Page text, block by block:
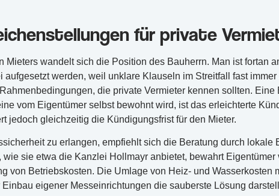
für private
Mieters wandelt sich die Position des Bauherrn. Man ist fortan
aufgesetzt werden, weil unklare Klauseln im Streitfall fast
die private Vermieter kennen sollten.
vom Eigentümer selbst bewohnt wird, ist das erleichterte
jedoch gleichzeitig die Kündigungsfrist für den Mieter.
zu erlangen, empfiehlt sich die Beratung durch lokale
wie sie etwa die Kanzlei Hollmayr anbietet, bewahrt
von Betriebskosten. Die Umlage von Heiz- und Wasserkosten
eigener Messeinrichtungen die sauberste Lösung